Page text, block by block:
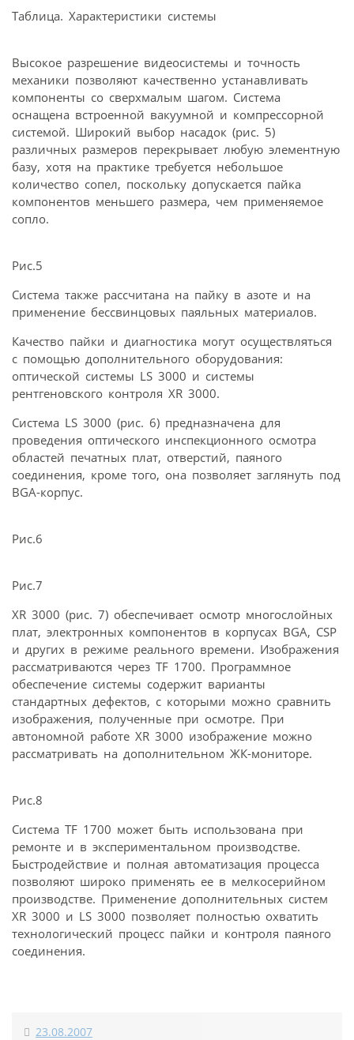
Таблица. Характеристики системы
Высокое разрешение видеосистемы и точность
механики позволяют качественно устанавливать
компоненты со сверхмалым шагом. Система
оснащена встроенной вакуумной и компрессорной
системой. Широкий выбор насадок (рис. 5)
различных размеров перекрывает любую элементную
базу, хотя на практике требуется небольшое
количество сопел, поскольку допускается пайка
компонентов меньшего размера, чем применяемое
сопло.
Рис.5
Система также рассчитана на пайку в азоте и на
применение бессвинцовых паяльных материалов.
Качество пайки и диагностика могут осуществляться
с помощью дополнительного оборудования:
оптической системы LS 3000 и системы
рентгеновского контроля XR 3000.
Система LS 3000 (рис. 6) предназначена для
проведения оптического инспекционного осмотра
областей печатных плат, отверстий, паяного
соединения, кроме того, она позволяет заглянуть под
ВGА-корпус.
Рис.6
Рис.7
XR 3000 (рис. 7) обеспечивает осмотр многослойных
плат, электронных компонентов в корпусах BGA, CSP
и других в режиме реального времени. Изображения
рассматриваются через TF 1700. Программное
обеспечение системы содержит варианты
стандартных дефектов, с которыми можно сравнить
изображения, полученные при осмотре. При
автономной работе XR 3000 изображение можно
рассматривать на дополнительном ЖК-мониторе.
Рис.8
Система TF 1700 может быть использована при
ремонте и в экспериментальном производстве.
Быстродействие и полная автоматизация процесса
позволяют широко применять ее в мелкосерийном
производстве. Применение дополнительных систем
XR 3000 и LS 3000 позволяет полностью охватить
технологический процесс пайки и контроля паяного
соединения.
23.08.2007